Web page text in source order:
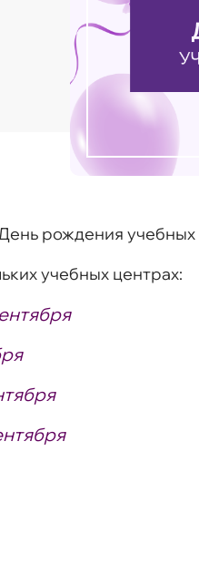
рождения учебных
учебных центрах: